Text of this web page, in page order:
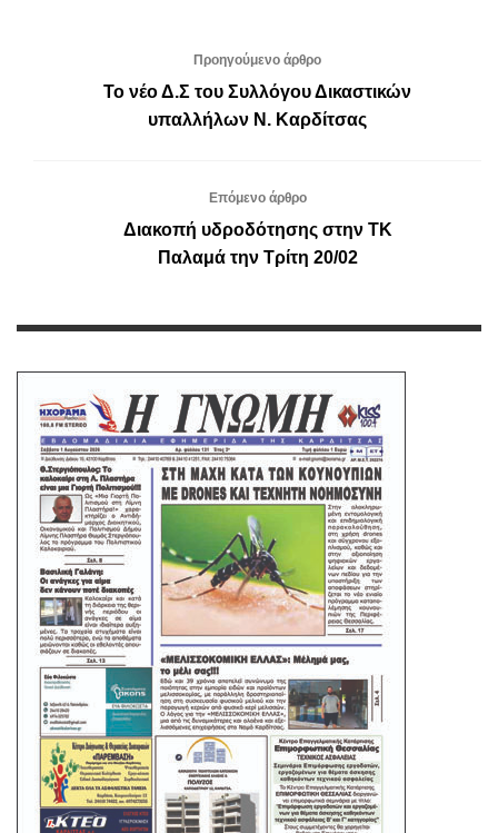
Προηγούμενο άρθρο
Το νέο Δ.Σ του Συλλόγου Δικαστικών
υπαλλήλων Ν. Καρδίτσας
Επόμενο άρθρο
Διακοπή υδροδότησης στην ΤΚ
Παλαμά την Τρίτη 20/02